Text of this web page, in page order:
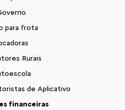
para frota
Rurais
de Aplicativo
financeiras